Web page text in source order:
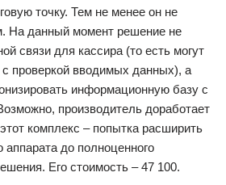
точку. Тем не менее он не
На данный момент решение не
связи для кассира (то есть могут
с проверкой вводимых данных), а
информационную базу с
производитель доработает
комплекс – попытка расширить
аппарата до полноценного
Его стоимость – 47 100.